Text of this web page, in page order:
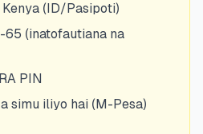
(ID/Pasipoti)
65 (inatofautiana na
PIN
simu iliyo hai (M-Pesa)